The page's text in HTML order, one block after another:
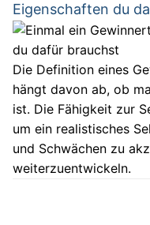
Eigenschaften du
Die Definition eines
hängt davon ab, ob
ist. Die Fähigkeit zur
um ein realistisches
und Schwächen zu
weiterzuentwickeln.